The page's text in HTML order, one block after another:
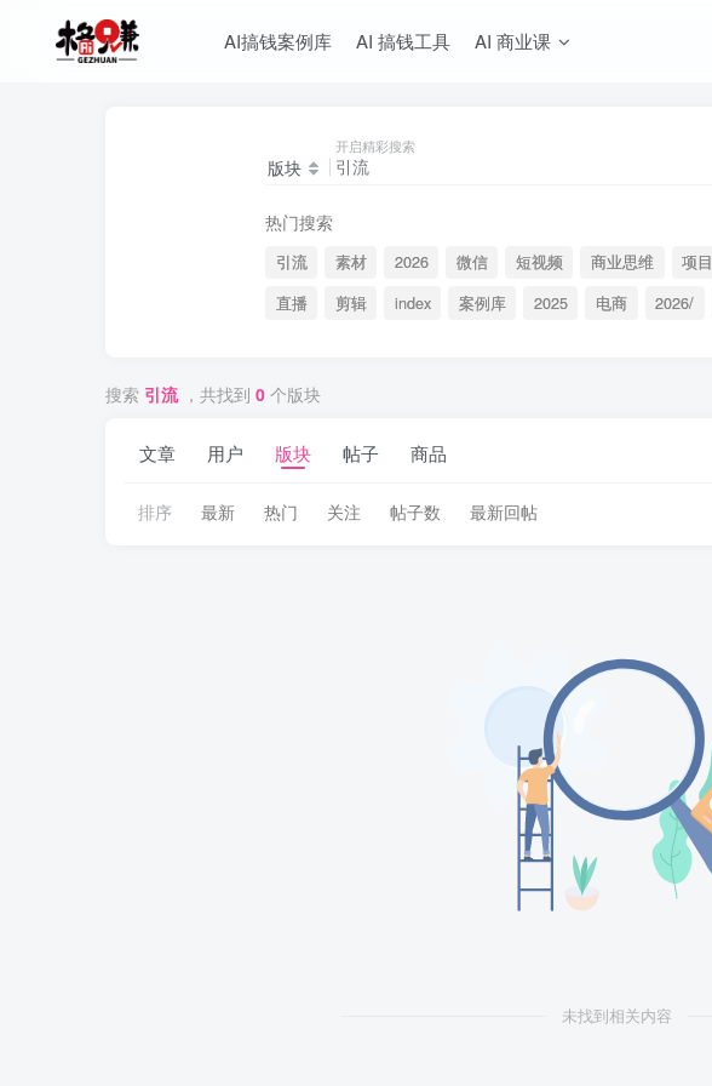
AI搞钱案例库 AI 搞钱工具 AI 商业课
版块
开启精彩搜索
热门搜索
引流 素材 2026 微信 短视频 商业思维 项目
直播
剪辑 index 案例库 2025 电商 2026/
搜索 引流，共找到 0 个版块
文章 用户 版块 帖子 商品
排序 最新 热门 关注 帖子数 最新回帖
未找到相关内容